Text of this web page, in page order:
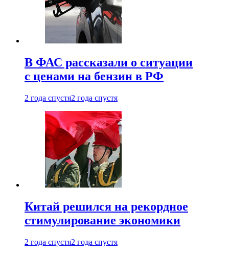
В ФАС рассказали о ситуации
с ценами на бензин в РФ
2 года спустя2 года спустя
Китай решился на рекордное
стимулирование экономики
2 года спустя2 года спустя